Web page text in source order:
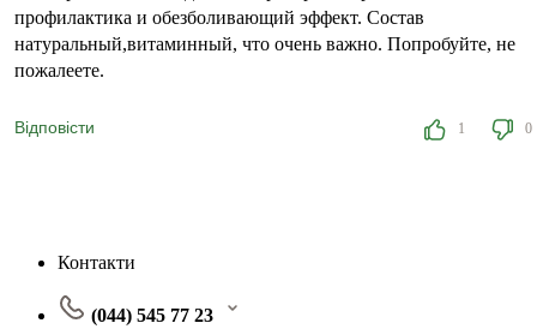
профилактика и обезболивающий эффект. Состав
натуральный,витаминный, что очень важно. Попробуйте, не
пожалеете.
Відповісти 1 0
Контакти
(044) 545 77 23